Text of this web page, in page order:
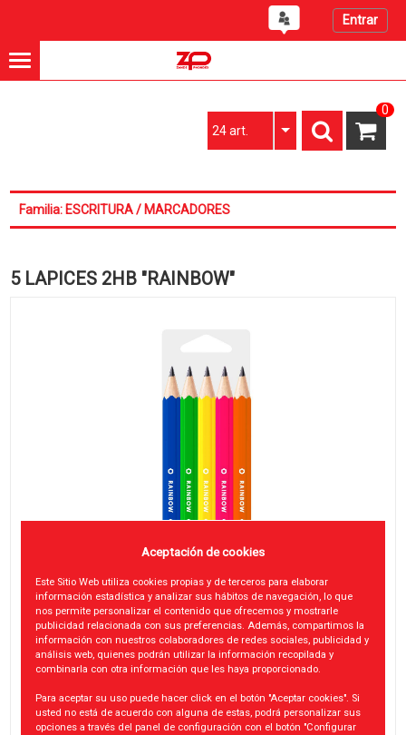
Entrar
0
24 art.
Familia: ESCRITURA / MARCADORES
5 LAPICES 2HB "RAINBOW"
Aceptación de cookies
Este Sitio Web utiliza cookies propias y de terceros para elaborar
información estadística y analizar sus hábitos de navegación, lo que
nos permite personalizar el contenido que ofrecemos y mostrarle
publicidad relacionada con sus preferencias. Además, compartimos la
información con nuestros colaboradores de redes sociales, publicidad y
análisis web, quienes podrán utilizar la información recopilada y
combinarla con otra información que les haya proporcionado.
Para aceptar su uso puede hacer click en el botón "Aceptar cookies". Si
usted no está de acuerdo con alguna de estas, podrá personalizar sus
opciones a través del panel de configuración con el botón "Configurar